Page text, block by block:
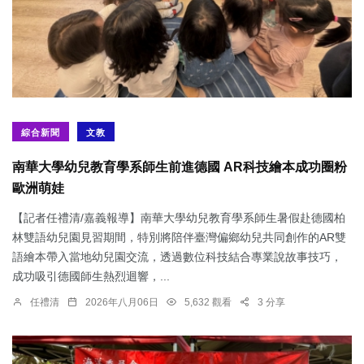
綜合新聞 文教
南華大學幼兒教育學系師生前進德國 AR科技繪本成功圈粉
歐洲萌娃
【記者任禮清/嘉義報導】南華大學幼兒教育學系師生暑假赴德國柏
林雙語幼兒園見習期間，特別將陪伴臺灣偏鄉幼兒共同創作的AR雙
語繪本帶入當地幼兒園交流，透過數位科技結合專業說故事技巧，
成功吸引德國師生熱烈迴響，...
任禮清 2026年八月06日 5,632 觀看 3 分享